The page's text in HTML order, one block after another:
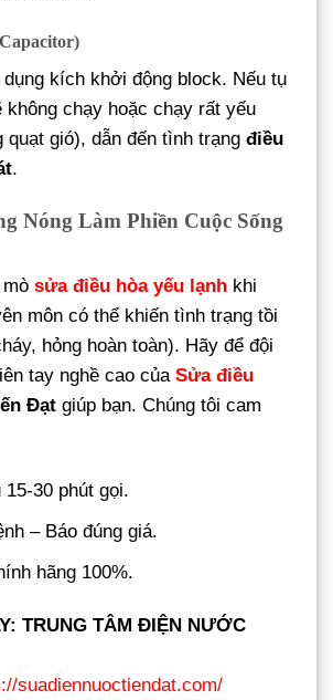
kích khởi động block. Nếu tụ
không chạy hoặc chạy rất yếu
quạt gió), dẫn đến tình trạng điều
.
Nóng Làm Phiền Cuộc Sống
sửa điều hòa yếu lạnh khi
môn có thể khiến tình trạng tồi
hỏng hoàn toàn). Hãy để đội
tay nghề cao của Sửa điều
Đạt giúp bạn. Chúng tôi cam
30 phút gọi.
– Báo đúng giá.
hãng 100%.
TRUNG TÂM ĐIỆN NƯỚC
suadiennuoctiendat.com/